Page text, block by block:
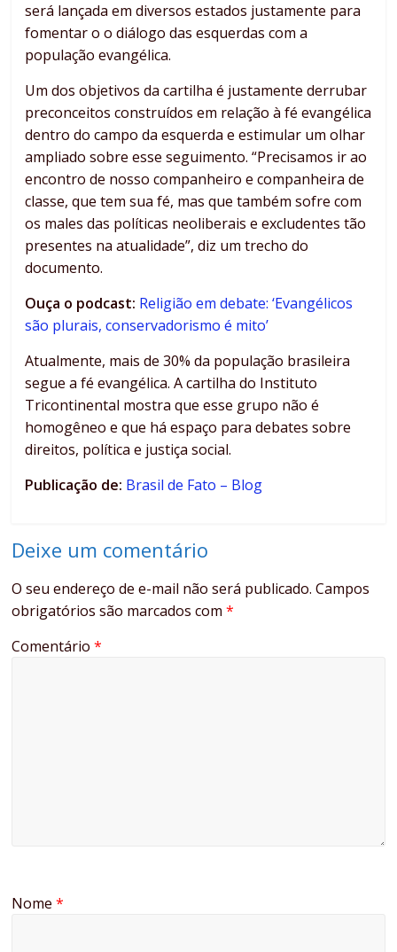
será lançada em diversos estados justamente para
fomentar o o diálogo das esquerdas com a
população evangélica.
Um dos objetivos da cartilha é justamente derrubar
preconceitos construídos em relação à fé evangélica
dentro do campo da esquerda e estimular um olhar
ampliado sobre esse seguimento. “Precisamos ir ao
encontro de nosso companheiro e companheira de
classe, que tem sua fé, mas que também sofre com
os males das políticas neoliberais e excludentes tão
presentes na atualidade”, diz um trecho do
documento.
Ouça o podcast: Religião em debate: ‘Evangélicos
são plurais, conservadorismo é mito’
Atualmente, mais de 30% da população brasileira
segue a fé evangélica. A cartilha do Instituto
Tricontinental mostra que esse grupo não é
homogêneo e que há espaço para debates sobre
direitos, política e justiça social.
Publicação de: Brasil de Fato – Blog
Deixe um comentário
O seu endereço de e-mail não será publicado. Campos
obrigatórios são marcados com*
Comentário*
Nome*